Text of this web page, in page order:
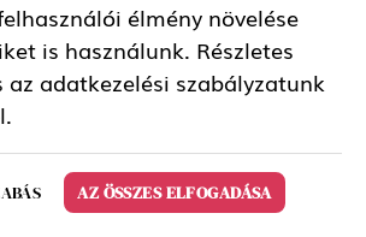
Nokia 3 2019 (3.2)
Tab S6 10.5 LTE
élmény növelése
is használunk. Részletes
adatkezelési szabályzatunk
AZ ÖSSZES ELFOGADÁSA